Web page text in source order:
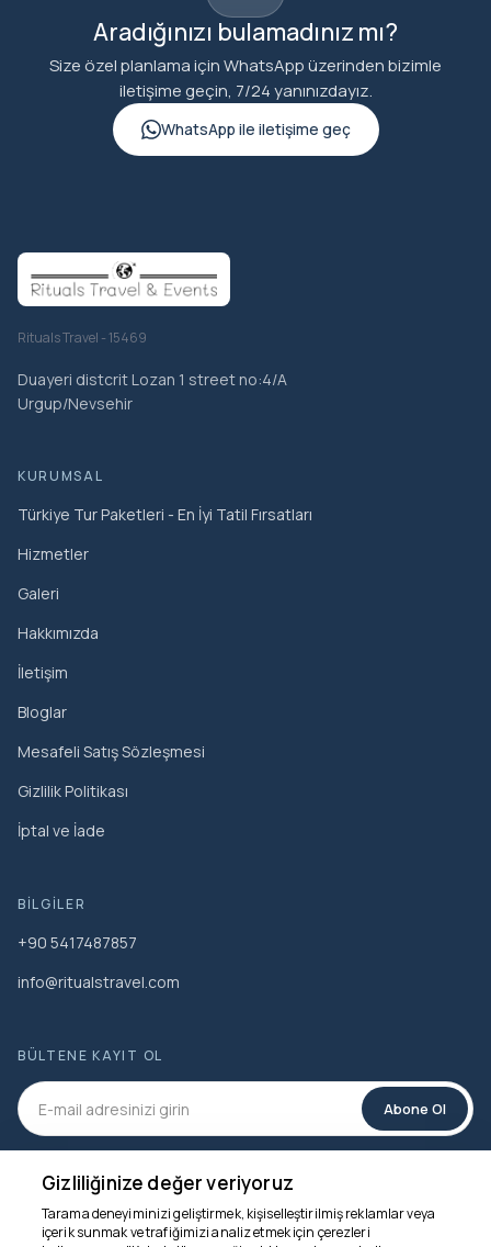
Aradığınızı bulamadınız mı?
Size özel planlama için WhatsApp üzerinden bizimle
iletişime geçin, 7/24 yanınızdayız.
WhatsApp ile iletişime geç
Rituals Travel - 15469
Duayeri distcrit Lozan 1 street no:4/A
Urgup/Nevsehir
KURUMSAL
Türkiye Tur Paketleri - En İyi Tatil Fırsatları
Hizmetler
Galeri
Hakkımızda
İletişim
Bloglar
Mesafeli Satış Sözleşmesi
Gizlilik Politikası
İptal ve İade
BILGILER
+90 5417487857
info@ritualstravel.com
BÜLTENE KAYIT OL
Abone Ol
SOSYAL MEDYA
Gizliliğinize değer veriyoruz
Tarama deneyiminizi geliştirmek, kişiselleştirilmiş reklamlar veya
içerik sunmak ve trafiğimizi analiz etmek için çerezleri